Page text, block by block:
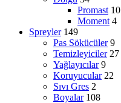
Promast 10
Moment 4
Spreyler 149
Pas Sökücüler 9
Temizleyiciler 27
Yağlayıcılar 9
Koruyucular 22
Sıvı Gres 2
Boyalar 108